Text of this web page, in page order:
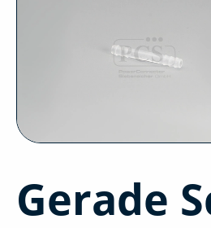
Gerade